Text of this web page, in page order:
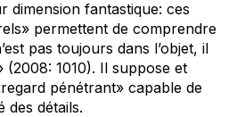
dimension fantastique: ces
permettent de comprendre
pas toujours dans l’objet, il
1010). Il suppose et
pénétrant» capable de
des détails.